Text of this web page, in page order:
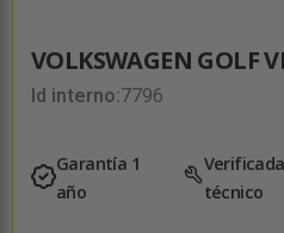
VOLKSWAGEN GOLF
Id interno:7796
Garantía 1
año
técnico